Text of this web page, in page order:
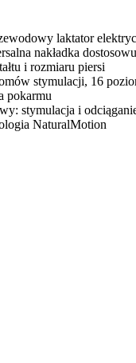
laktator
nakładka
i rozmiaru piersi
stymulacji, 16
pokarmu
stymulacja i
NaturalMotion